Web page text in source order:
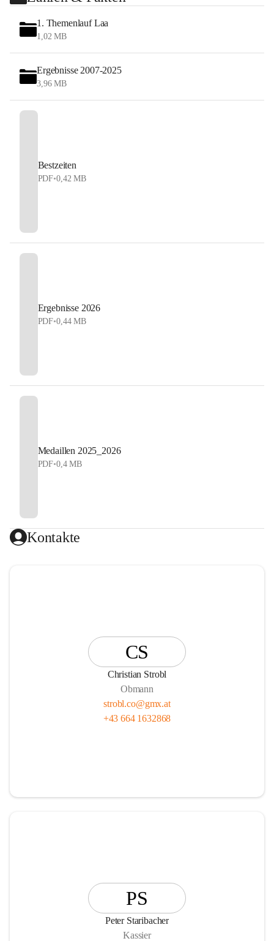
1. Themenlauf Laa
1,02 MB
Ergebnisse 2007-2025
3,96 MB
Bestzeiten
PDF•0,42 MB
Ergebnisse 2026
PDF•0,44 MB
Medaillen 2025_2026
PDF•0,4 MB
Kontakte
CS
Christian Strobl
Obmann
strobl.co@gmx.at
+43 664 1632868
PS
Peter Staribacher
Kassier